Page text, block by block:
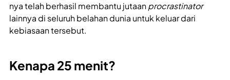
nya telah berhasil membantu jutaanprocrastinator
lainnya di seluruh belahan dunia untuk keluar dari
kebiasaan tersebut.
Kenapa 25 menit?